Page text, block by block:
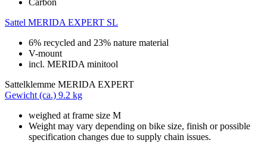
Carbon
Sattel MERIDA EXPERT SL
6% recycled and 23% nature material
V-mount
incl. MERIDA minitool
Sattelklemme MERIDA EXPERT
Gewicht (ca.) 9.2 kg
weighed at frame size M
Weight may vary depending on bike size, finish or possible
specification changes due to supply chain issues.